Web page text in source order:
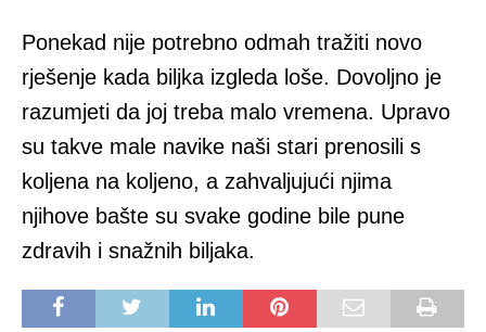
Ponekad nije potrebno odmah tražiti novo
rješenje kada biljka izgleda loše. Dovoljno je
razumjeti da joj treba malo vremena. Upravo
su takve male navike naši stari prenosili s
koljena na koljeno, a zahvaljujući njima
njihove bašte su svake godine bile pune
zdravih i snažnih biljaka.